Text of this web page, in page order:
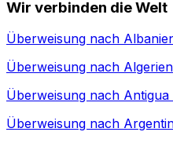
Wir verbinden die Welt
Überweisung nach
Überweisung nach Algerien
Überweisung nach
Überweisung nach